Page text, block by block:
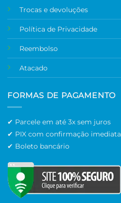
Trocas e devoluções
Política de Privacidade
Reembolso
Atacado
FORMAS DE PAGAMENTO
✔ Parcele em até 3x sem juros
✔ PIX com confirmação imediata
✔ Boleto bancário